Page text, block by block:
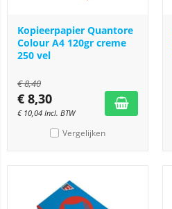
Kopieerpapier Quantore
Colour A4 120gr creme
250 vel
€8,40
€ 8,30
€ 10,04 Incl. BTW
Vergelijken